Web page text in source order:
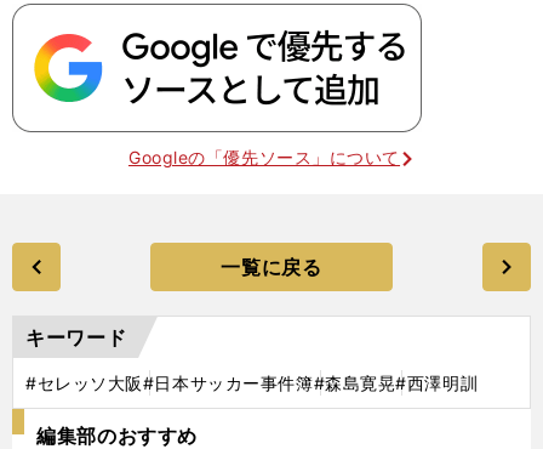
Googleの「優先ソース」について
一覧に戻る
キーワード
#セレッソ大阪#日本サッカー事件簿#森島寛晃#西澤明訓
編集部のおすすめ